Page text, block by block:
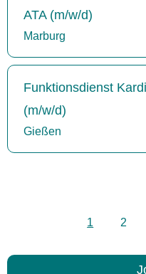
ATA (m/w/d)
Marburg
Funktionsdienst
(m/w/d)
Gießen
1 2